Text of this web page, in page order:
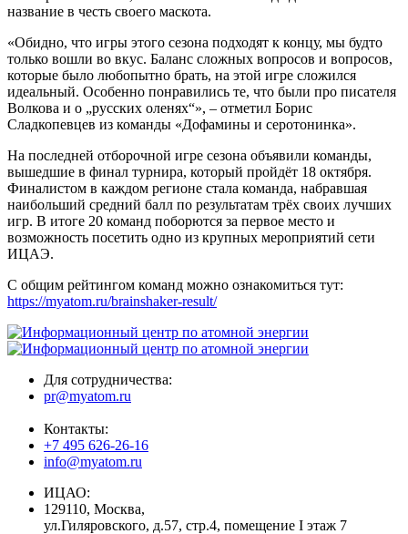
название в честь своего маскота.
«Обидно, что игры этого сезона подходят к концу, мы будто
только вошли во вкус. Баланс сложных вопросов и вопросов,
которые было любопытно брать, на этой игре сложился
идеальный. Особенно понравились те, что были про писателя
Волкова и о „русских оленях“», – отметил Борис
Сладкопевцев из команды «Дофамины и серотонинка».
На последней отборочной игре сезона объявили команды,
вышедшие в финал турнира, который пройдёт 18 октября.
Финалистом в каждом регионе стала команда, набравшая
наибольший средний балл по результатам трёх своих лучших
игр. В итоге 20 команд поборются за первое место и
возможность посетить одно из крупных мероприятий сети
ИЦАЭ.
С общим рейтингом команд можно ознакомиться тут:
https://myatom.ru/brainshaker-result/
Для сотрудничества:
pr@myatom.ru
Контакты:
+7 495 626-26-16
info@myatom.ru
ИЦАО:
129110, Москва,
ул.Гиляровского, д.57, стр.4, помещение I этаж 7